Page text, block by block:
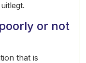
or not
that is